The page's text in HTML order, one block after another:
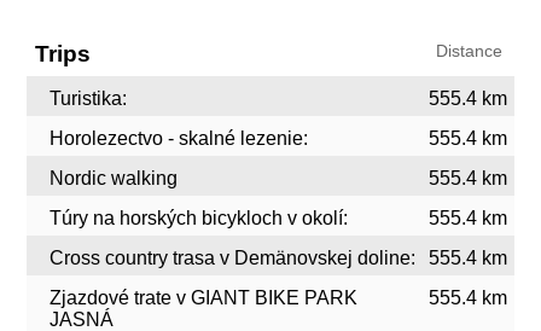
Trips Distance
Turistika:
555.4 km
Horolezectvo - skalné lezenie:
555.4 km
Nordic walking
555.4 km
Túry na horských bicykloch v okolí:
555.4 km
Cross country trasa v Demänovskej doline:
555.4 km
Zjazdové trate v GIANT BIKE PARK
JASNÁ
555.4 km